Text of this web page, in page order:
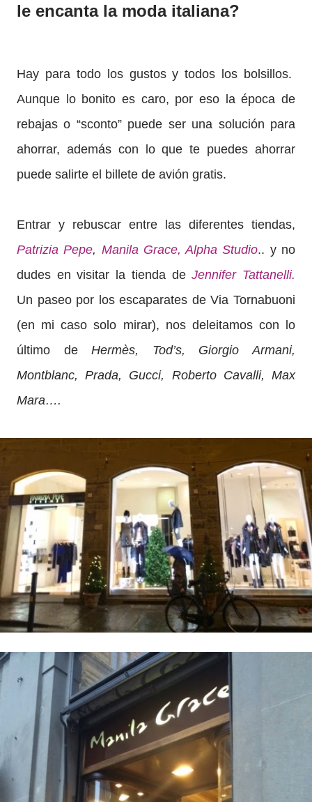
le encanta la moda italiana?
Hay para todo los gustos y todos los bolsillos.
Aunque lo bonito es caro, por eso la época de
rebajas o “sconto” puede ser una solución para
ahorrar, además con lo que te puedes ahorrar
puede salirte el billete de avión gratis.
Entrar y rebuscar entre las diferentes tiendas,
Patrizia Pepe, Manila Grace, Alpha Studio.. y no
dudes en visitar la tienda deJennifer Tattanelli.
Un paseo por los escaparates de Via Tornabuoni
(en mi caso solo mirar), nos deleitamos con lo
último deHermès, Tod’s, Giorgio Armani,
Montblanc, Prada, Gucci, Roberto Cavalli, Max
Mara….